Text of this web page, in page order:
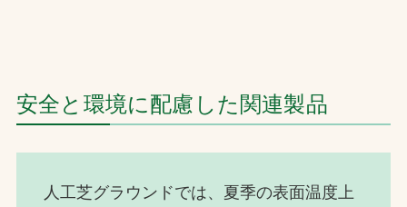
安全と環境に配慮した関連製品
人工芝グラウンドでは、夏季の表面温度上